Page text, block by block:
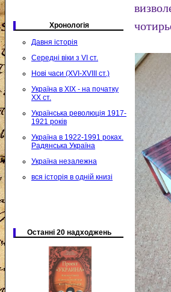
Хронологія
Давня історія
Середні віки з VI ст.
Нові часи (XVI-XVIII ст.)
Україна в XIX - на початку
XX ст.
Українська революція 1917-
1921 років
Україна в 1922-1991 роках.
Радянська Україна
Україна незалежна
вся історія в одній книзі
Останні 20 надходжень